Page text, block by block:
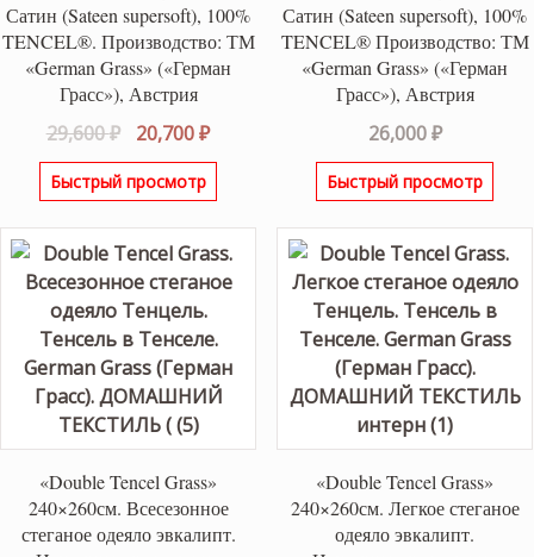
Сатин (Sateen supersoft), 100%
TENCEL®. Производство: ТМ
«German Grass» («Герман
Грасс»), Австрия
29,600₽
Первоначальная
цена
составляла
20,700₽Текущая
цена:
Быстрый просмотр
Сатин (Sateen supersoft), 100%
TENCEL® Производство: ТМ
«German Grass» («Герман
Грасс»), Австрия
26,000₽
Быстрый просмотр
«Double Tencel Grass»
240×260см. Всесезонное
стеганое одеяло эвкалипт.
«Double Tencel Grass»
240×260см. Легкое стеганое
одеяло эвкалипт.